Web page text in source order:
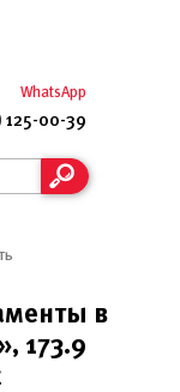
WhatsApp
125-00-39
в
173.9